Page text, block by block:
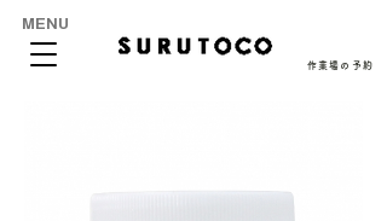
MENU
作業場の予約